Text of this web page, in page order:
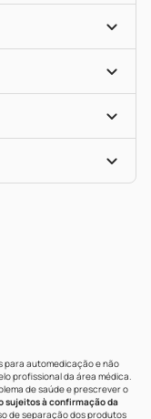
para automedicação e não
profissional da área médica.
de saúde e prescrever o
sujeitos à confirmação da
de separação dos produtos